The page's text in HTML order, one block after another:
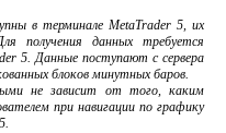
в терминале MetaTrader 5, их
получения данных требуется
5. Данные поступают с сервера
блоков минутных баров.
не зависит от того, каким
при навигации по графику